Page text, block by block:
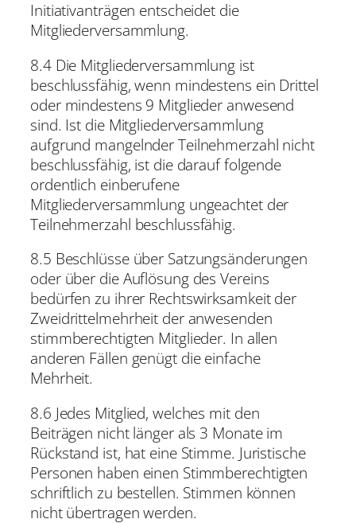
Initiativanträgen entscheidet die
Mitgliederversammlung.
8.4 Die Mitgliederversammlung ist
beschlussfähig, wenn mindestens ein Drittel
oder mindestens 9 Mitglieder anwesend
sind. Ist die Mitgliederversammlung
aufgrund mangelnder Teilnehmerzahl nicht
beschlussfähig, ist die darauf folgende
ordentlich einberufene
Mitgliederversammlung ungeachtet der
Teilnehmerzahl beschlussfähig.
8.5 Beschlüsse über Satzungsänderungen
oder über die Auflösung des Vereins
bedürfen zu ihrer Rechtswirksamkeit der
Zweidrittelmehrheit der anwesenden
stimmberechtigten Mitglieder. In allen
anderen Fällen genügt die einfache
Mehrheit.
8.6 Jedes Mitglied, welches mit den
Beiträgen nicht länger als 3 Monate im
Rückstand ist, hat eine Stimme. Juristische
Personen haben einen Stimmberechtigten
schriftlich zu bestellen. Stimmen können
nicht übertragen werden.